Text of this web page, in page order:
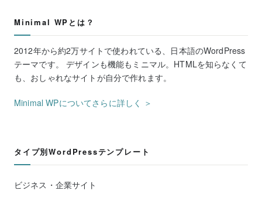
Minimal WPとは？
2012年から約2万サイトで使われている、日本語のWordPress
テーマです。 デザインも機能もミニマル。HTMLを知らなくて
も、おしゃれなサイトが自分で作れます。
Minimal WPについてさらに詳しく ＞
タイプ別WordPressテンプレート
ビジネス・企業サイト